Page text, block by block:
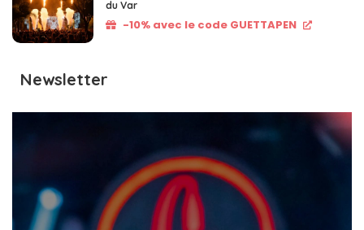
du Var
-10% avec le code GUETTAPEN
Newsletter